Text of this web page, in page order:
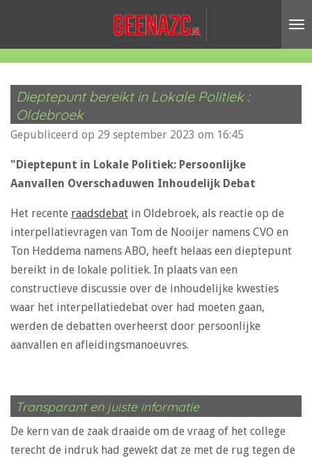
hoofdinhoud
Dieptepunt bereikt in Lokale Politiek :
Oldebroek
Gepubliceerd op 29 september 2023 om 16:45
"Dieptepunt in Lokale Politiek: Persoonlijke
Aanvallen Overschaduwen Inhoudelijk Debat
Het recente raadsdebat in Oldebroek, als reactie op de
interpellatievragen van Tom de Nooijer namens CVO en
Ton Heddema namens ABO, heeft helaas een dieptepunt
bereikt in de lokale politiek. In plaats van een
constructieve discussie over de inhoudelijke kwesties
waar het interpellatiedebat over had moeten gaan,
werden de debatten overheerst door persoonlijke
aanvallen en afleidingsmanoeuvres.
Transparant en juiste informatie
De kern van de zaak draaide om de vraag of het college
terecht de indruk had gewekt dat ze met de rug tegen de